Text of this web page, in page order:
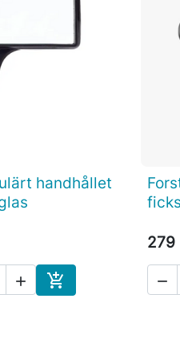
Snabbvyhandhållet
 
Köp
279
